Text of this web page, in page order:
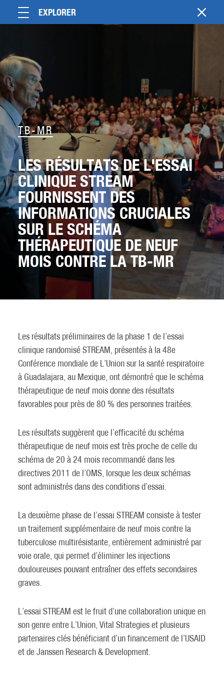
EXPLORER
TB-MR
LES RÉSULTATS DE L'ESSAI
CLINIQUE STREAM
FOURNISSENT DES
INFORMATIONS CRUCIALES
SUR LE SCHÉMA
THÉRAPEUTIQUE DE NEUF
MOIS CONTRE LA TB-MR
Les résultats préliminaires de la phase 1 de l’essai
clinique randomisé STREAM, présentés à la 48e
Conférence mondiale de L’Union sur la santé respiratoire
à Guadalajara, au Mexique, ont démontré que le schéma
thérapeutique de neuf mois donne des résultats
favorables pour près de 80 % des personnes traitées.
Les résultats suggèrent que l’efficacité du schéma
thérapeutique de neuf mois est très proche de celle du
schéma de 20 à 24 mois recommandé dans les
directives 2011 de l’OMS, lorsque les deux schémas
sont administrés dans des conditions d’essai.
La deuxième phase de l’essai STREAM consiste à tester
un traitement supplémentaire de neuf mois contre la
tuberculose multirésistante, entièrement administré par
voie orale, qui permet d’éliminer les injections
douloureuses pouvant entraîner des effets secondaires
graves.
L’essai STREAM est le fruit d’une collaboration unique en
son genre entre L’Union, Vital Strategies et plusieurs
partenaires clés bénéficiant d’un financement de l’USAID
et de Janssen Research & Development.